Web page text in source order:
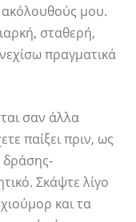
μου.
σταθερή,
πραγματικά
σαν άλλα
παίξει πριν, ως
δράσης-
Σκάψτε λίγο
και τα